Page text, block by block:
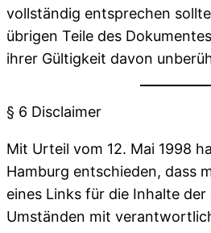
vollständig entsprechen
übrigen Teile des
ihrer Gültigkeit davon
§ 6 Disclaimer
Mit Urteil vom 12. Mai 1998
Hamburg entschieden, dass
eines Links für die Inhalte
Umständen mit